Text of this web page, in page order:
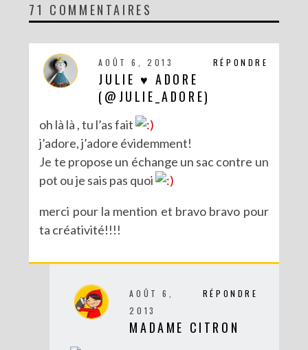
DIY : MA VALISETTE CITRON
71 COMMENTAIRES
RÉPONDRE
AOÛT 6, 2013
JULIE ♥ ADORE
(@JULIE_ADORE)
oh là là , tu l’as fait
j’adore, j’adore évidemment!
Je te propose un échange un sac contre un
pot ou je sais pas quoi
merci pour la mention et bravo bravo pour
ta créativité!!!!
RÉPONDRE
AOÛT 6,
2013
MADAME CITRON